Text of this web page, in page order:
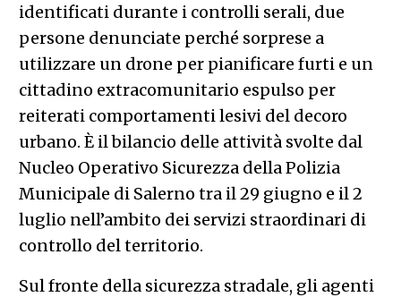
identificati durante i controlli serali, due
persone denunciate perché sorprese a
utilizzare un drone per pianificare furti e un
cittadino extracomunitario espulso per
reiterati comportamenti lesivi del decoro
urbano. È il bilancio delle attività svolte dal
Nucleo Operativo Sicurezza della Polizia
Municipale di Salerno tra il 29 giugno e il 2
luglio nell’ambito dei servizi straordinari di
controllo del territorio.
Sul fronte della sicurezza stradale, gli agenti